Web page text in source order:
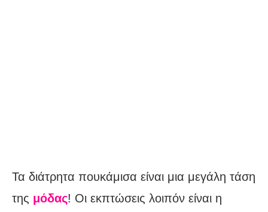
Τα διάτρητα πουκάμισα είναι μια μεγάλη τάση
της μόδας! Οι εκπτώσεις λοιπόν είναι η